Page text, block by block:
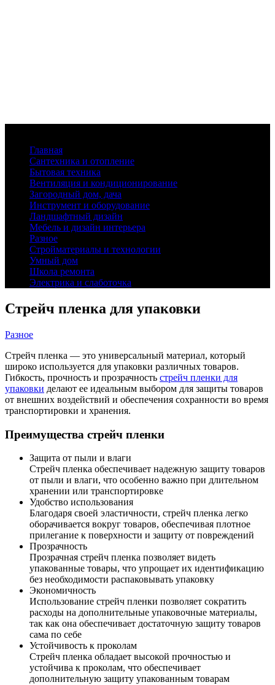
Главная
Сантехника и отопление
Бытовая техника
Вентиляция и кондиционирование
Загородный дом, дача
Инструмент и оборудование
Ландшафтный дизайн
Мебель и дизайн интерьера
Разное
Стройматериалы и технологии
Умный дом
Школа ремонта
Электрика и слаботочка
Стрейч пленка для упаковки
Разное
Стрейч пленка — это универсальный материал, который
широко используется для упаковки различных товаров.
Гибкость, прочность и прозрачность стрейч пленки для
упаковки делают ее идеальным выбором для защиты товаров
от внешних воздействий и обеспечения сохранности во время
транспортировки и хранения.
Преимущества стрейч пленки
Защита от пыли и влаги
Стрейч пленка обеспечивает надежную защиту товаров
от пыли и влаги, что особенно важно при длительном
хранении или транспортировке
Удобство использования
Благодаря своей эластичности, стрейч пленка легко
оборачивается вокруг товаров, обеспечивая плотное
прилегание к поверхности и защиту от повреждений
Прозрачность
Прозрачная стрейч пленка позволяет видеть
упакованные товары, что упрощает их идентификацию
без необходимости распаковывать упаковку
Экономичность
Использование стрейч пленки позволяет сократить
расходы на дополнительные упаковочные материалы,
так как она обеспечивает достаточную защиту товаров
сама по себе
Устойчивость к проколам
Стрейч пленка обладает высокой прочностью и
устойчива к проколам, что обеспечивает
дополнительную защиту упакованным товарам